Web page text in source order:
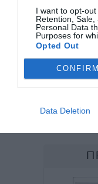
I want to opt-out
Retention,
Personal Data
Purposes for
Opted Out
CONFIRM
Data Deletion